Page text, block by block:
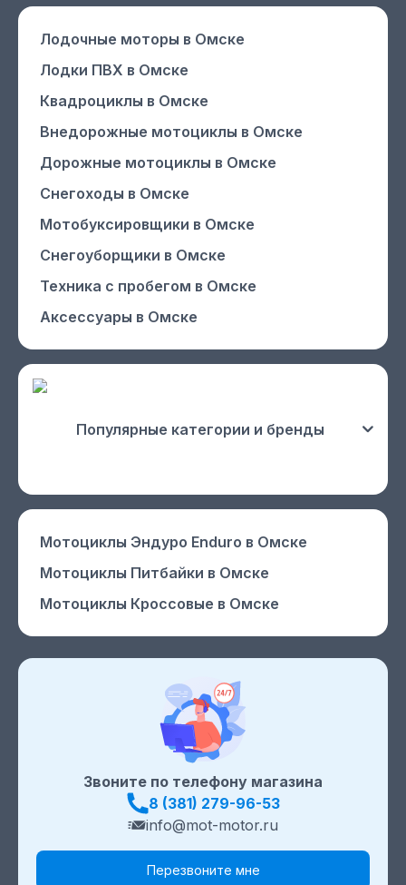
Звоните по телефону магазина
8 (381) 279-96-53
info@mot-motor.ru
Перезвоните мне
Лодочные моторы в Омске
Лодки ПВХ в Омске
Квадроциклы в Омске
Внедорожные мотоциклы в Омске
Дорожные мотоциклы в Омске
Снегоходы в Омске
Мотобуксировщики в Омске
Снегоуборщики в Омске
Техника с пробегом в Омске
Аксессуары в Омске
Популярные категории и бренды
Мотоциклы Эндуро Enduro в Омске
Мотоциклы Питбайки в Омске
Мотоциклы Кроссовые в Омске